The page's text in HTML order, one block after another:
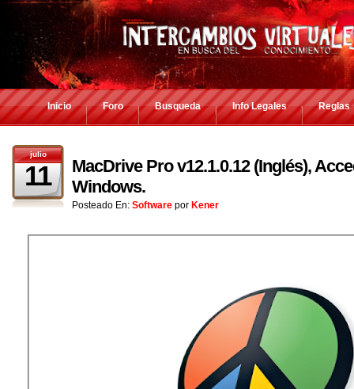
Inicio Foro Busqueda Info Legales Reglas
julio
11
MacDrive Pro v12.1.0.12 (Inglés),
Windows.
Posteado En: Software por Kener